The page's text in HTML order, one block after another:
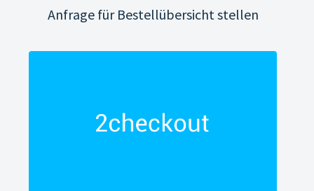
Anfrage für Bestellübersicht stellen